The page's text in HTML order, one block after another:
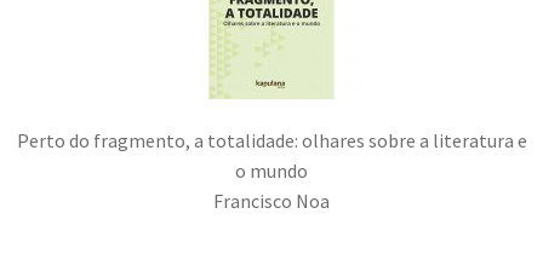
Perto do fragmento, a totalidade: olhares sobre a literatura e
o mundo
Francisco Noa